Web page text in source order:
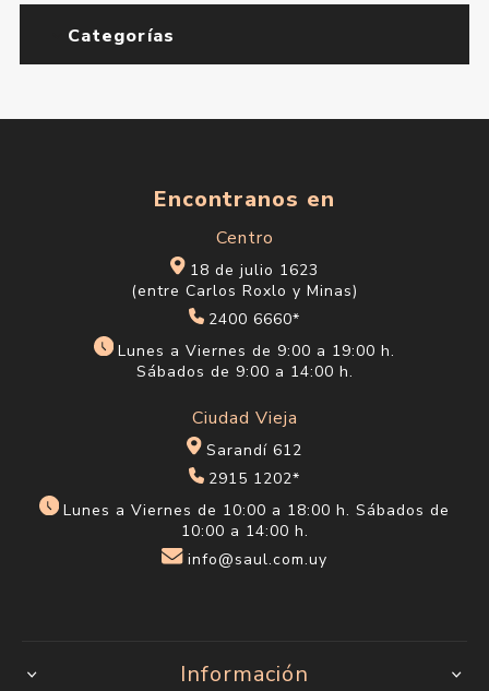
Categorías
Encontranos en
Centro
18 de julio 1623
(entre Carlos Roxlo y Minas)
2400 6660*
Lunes a Viernes de 9:00 a 19:00 h.
Sábados de 9:00 a 14:00 h.
Ciudad Vieja
Sarandí 612
2915 1202*
Lunes a Viernes de 10:00 a 18:00 h. Sábados de
10:00 a 14:00 h.
info@saul.com.uy
Información